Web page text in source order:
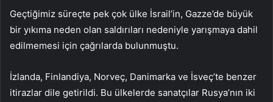
Geçtiğimiz süreçte pek çok ülke İsrail’in, Gazze’de büyük
bir yıkıma neden olan saldırıları nedeniyle yarışmaya dahil
edilmemesi için çağrılarda bulunmuştu.
İzlanda, Finlandiya, Norveç, Danimarka ve İsveç’te benzer
itirazlar dile getirildi. Bu ülkelerde sanatçılar Rusya’nın iki